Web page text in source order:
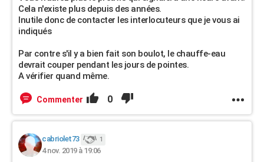
Cela n'existe plus depuis des années.
Inutile donc de contacter les interlocuteurs que je vous ai
indiqués
Par contre s'il y a bien fait son boulot, le chauffe-eau
devrait couper pendant les jours de pointes.
A vérifier quand même.
Commenter 0
cabriolet73 1
4 nov. 2019 à 19:06